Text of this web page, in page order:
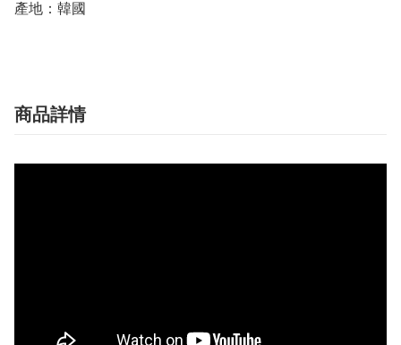
產地：韓國
商品詳情